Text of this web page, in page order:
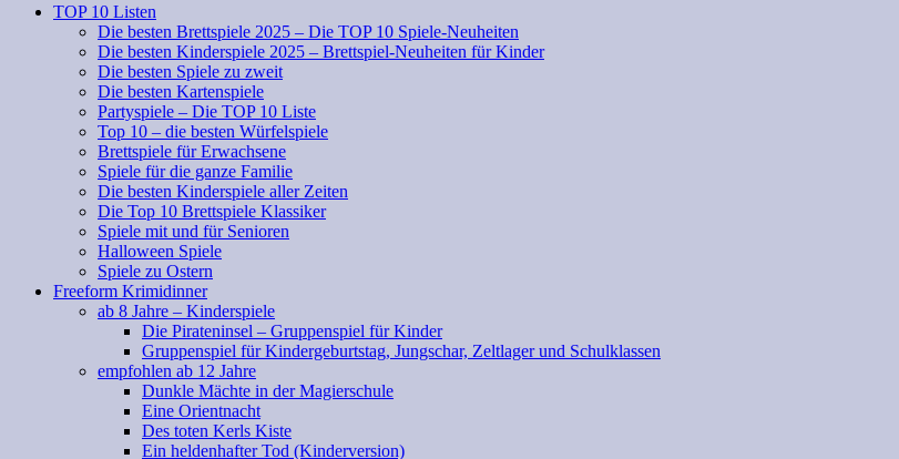
TOP 10 Listen
Die besten Brettspiele 2025 – Die TOP 10 Spiele-Neuheiten
Die besten Kinderspiele 2025 – Brettspiel-Neuheiten für Kinder
Die besten Spiele zu zweit
Die besten Kartenspiele
Partyspiele – Die TOP 10 Liste
Top 10 – die besten Würfelspiele
Brettspiele für Erwachsene
Spiele für die ganze Familie
Die besten Kinderspiele aller Zeiten
Die Top 10 Brettspiele Klassiker
Spiele mit und für Senioren
Halloween Spiele
Spiele zu Ostern
Freeform Krimidinner
ab 8 Jahre – Kinderspiele
Die Pirateninsel – Gruppenspiel für Kinder
Gruppenspiel für Kindergeburtstag, Jungschar, Zeltlager und Schulklassen
empfohlen ab 12 Jahre
Dunkle Mächte in der Magierschule
Eine Orientnacht
Des toten Kerls Kiste
Ein heldenhafter Tod (Kinderversion)